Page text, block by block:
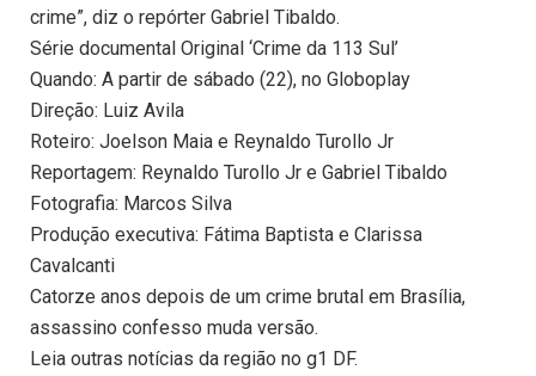
crime”, diz o repórter Gabriel Tibaldo.
Série documental Original ‘Crime da 113 Sul’
Quando: A partir de sábado (22), no Globoplay
Direção: Luiz Avila
Roteiro: Joelson Maia e Reynaldo Turollo Jr
Reportagem: Reynaldo Turollo Jr e Gabriel Tibaldo
Fotografia: Marcos Silva
Produção executiva: Fátima Baptista e Clarissa
Cavalcanti
Catorze anos depois de um crime brutal em Brasília,
assassino confesso muda versão.
Leia outras notícias da região no g1 DF.